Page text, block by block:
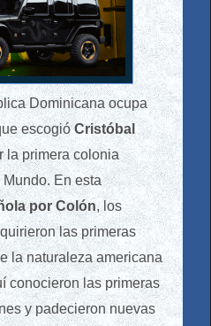
--
Dominicana ocupa
escogióCristóbal
la primera colonia
En esta
por Colón, los
las primeras
la naturaleza americana
conocieron las primeras
y padecieron nuevas